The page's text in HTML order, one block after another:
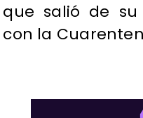
que salió de
con la